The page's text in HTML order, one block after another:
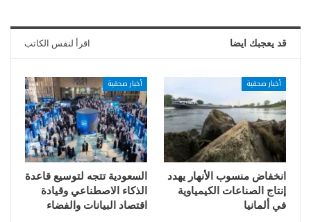
قد يعجبك ايضا اقرأ لنفس الكاتب
أخبار صحفية
انخفاض منسوب الأنهار يهدد
إنتاج الصناعات الكيمياوية
في ألمانيا
أخبار صحفية
السعودية تتجه لتوسيع قاعدة
الذكاء الاصطناعي وقيادة
اقتصاد البيانات والفضاء